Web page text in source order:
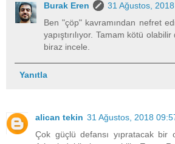
Burak Eren
31 Ağustos,
Ben "çöp" kavramından nefret
yapıştırılıyor. Tamam kötü
biraz incele.
Yanıtla
alican tekin 31 Ağustos, 2018
Çok güçlü defansı yıpratacak bir